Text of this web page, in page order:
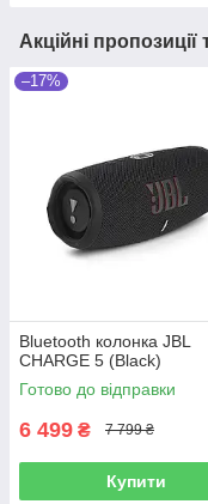
Акційні
–17%
Bluetooth колонка JBL
CHARGE 5 (Black)
Готово до відправки
6 499 ₴ 7 799 ₴
Купити